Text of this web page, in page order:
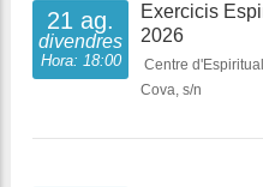
21 ag.
divendres
Hora: 18:00
Exercicis
2026
Centre
Cova, s/n